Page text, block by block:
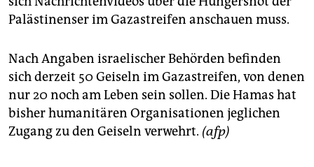
Palästinenser im Gazastreifen anschauen muss.
Nach Angaben israelischer Behörden befinden
sich derzeit 50 Geiseln im Gazastreifen, von denen
nur 20 noch am Leben sein sollen. Die Hamas hat
bisher humanitären Organisationen jeglichen
Zugang zu den Geiseln verwehrt. (afp)